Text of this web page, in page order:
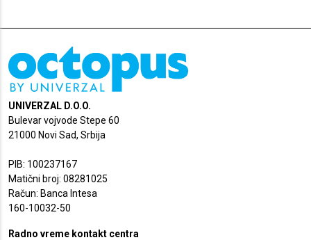
UNIVERZAL D.O.O.
Bulevar vojvode Stepe 60
21000 Novi Sad, Srbija
PIB: 100237167
Matični broj: 08281025
Račun: Banca Intesa
160-10032-50
Radno vreme kontakt centra